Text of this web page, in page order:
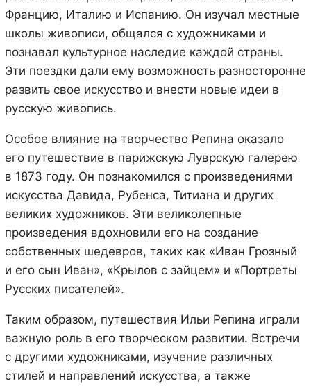
Францию, Италию и Испанию. Он изучал местные
школы живописи, общался с художниками и
познавал культурное наследие каждой страны.
Эти поездки дали ему возможность разносторонне
развить свое искусство и внести новые идеи в
русскую живопись.
Особое влияние на творчество Репина оказало
его путешествие в парижскую Луврскую галерею
в 1873 году. Он познакомился с произведениями
искусства Давида, Рубенса, Титиана и других
великих художников. Эти великолепные
произведения вдохновили его на создание
собственных шедевров, таких как «Иван Грозный
и его сын Иван», «Крылов с зайцем» и «Портреты
Русских писателей».
Таким образом, путешествия Ильи Репина играли
важную роль в его творческом развитии. Встречи
с другими художниками, изучение различных
стилей и направлений искусства, а также